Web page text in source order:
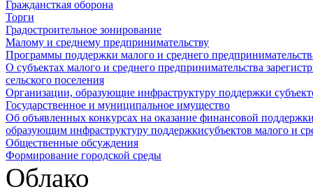
Граждансткая оборона
Торги
Градостроительное зонирование
Малому и среднему предпринимательству
Программы поддержки малого и среднего
О субъектах малого и среднего предпринимательства
сельского поселения
Организации, образующие инфраструктуру поддержки
Государственное и муниципальное имущество
Об объявленных конкурсах на оказание финансовой
образующим инфраструктуру поддержкисубъектов малого и
Общественные обсуждения
Формирование городской среды
Облако